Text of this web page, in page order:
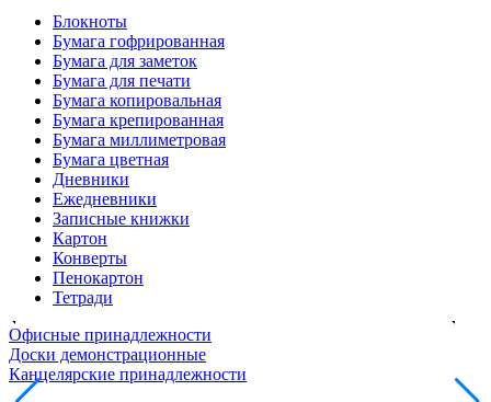
Блокноты
Бумага гофрированная
Бумага для заметок
Бумага для печати
Бумага копировальная
Бумага крепированная
Бумага миллиметровая
Бумага цветная
Дневники
Ежедневники
Записные книжки
Картон
Конверты
Пенокартон
Тетради
Офисные принадлежности
Доски демонстрационные
Канцелярские принадлежности